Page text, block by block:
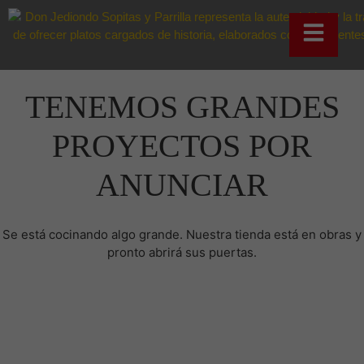
TENEMOS GRANDES
PROYECTOS POR
ANUNCIAR
Se está cocinando algo grande. Nuestra tienda está en obras y
pronto abrirá sus puertas.